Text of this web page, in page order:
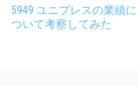
5949 ユニプレスの業績に
ついて考察してみた